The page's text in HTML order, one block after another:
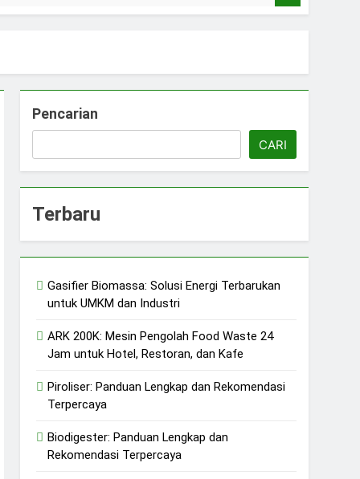
Pencarian
CARI
Terbaru
Gasifier Biomassa: Solusi Energi Terbarukan
untuk UMKM dan Industri
ARK 200K: Mesin Pengolah Food Waste 24
Jam untuk Hotel, Restoran, dan Kafe
Piroliser: Panduan Lengkap dan Rekomendasi
Terpercaya
Biodigester: Panduan Lengkap dan
Rekomendasi Terpercaya